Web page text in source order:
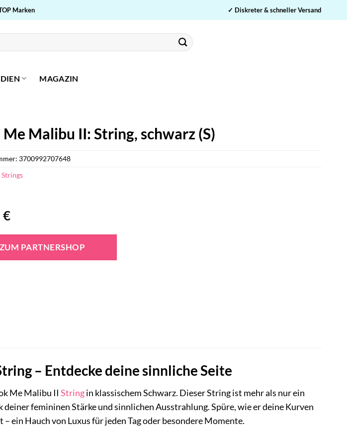
Marken ✓ Diskreter & schneller Versand
MAGAZIN
Me Malibu II: String, schwarz (S)
€
ZUM PARTNERSHOP
3700992707648
Strings
– Entdecke deine sinnliche Seite
Me Malibu II Stringin klassischem Schwarz. Dieser String ist mehr als nur ein
femininen Stärke und sinnlichen Ausstrahlung. Spüre, wie er deine Kurven
ein Hauch von Luxus für jeden Tag oder besondere Momente.